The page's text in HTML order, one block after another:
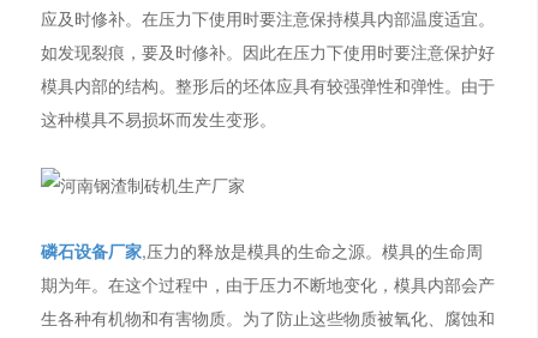
应及时修补。在压力下使用时要注意保持模具内部温度适宜。
如发现裂痕，要及时修补。因此在压力下使用时要注意保护好
模具内部的结构。整形后的坯体应具有较强弹性和弹性。由于
这种模具不易损坏而发生变形。
磷石设备厂家,压力的释放是模具的生命之源。模具的生命周
期为年。在这个过程中，由于压力不断地变化，模具内部会产
生各种有机物和有害物质。为了防止这些物质被氧化、腐蚀和